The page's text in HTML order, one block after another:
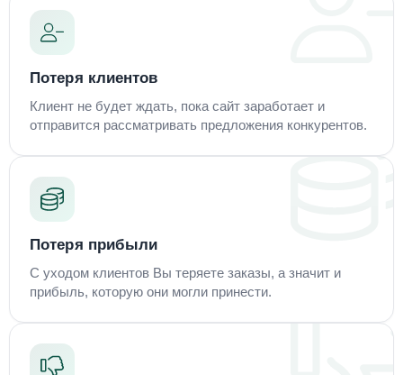
Потеря клиентов
Клиент не будет ждать, пока сайт заработает и
отправится рассматривать предложения конкурентов.
Потеря прибыли
С уходом клиентов Вы теряете заказы, а значит и
прибыль, которую они могли принести.